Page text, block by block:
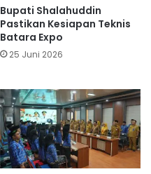
Bupati Shalahuddin
Pastikan Kesiapan Teknis
Batara Expo
25 Juni 2026